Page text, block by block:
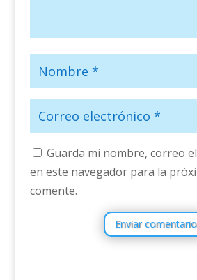
Guarda mi nombre, correo
en este navegador para la
comente.
Enviar comentario